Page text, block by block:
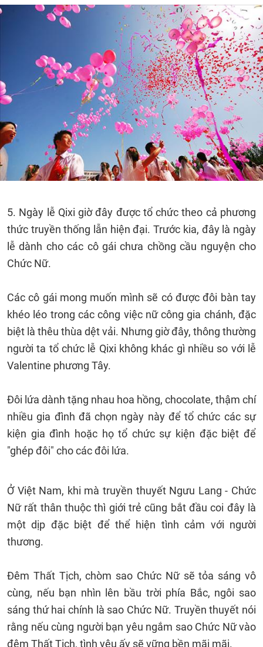
5. Ngày lễ Qixi giờ đây được tổ chức theo cả phương
thức truyền thống lẫn hiện đại. Trước kia, đây là ngày
lễ dành cho các cô gái chưa chồng cầu nguyện cho
Chức Nữ.
Các cô gái mong muốn mình sẽ có được đôi bàn tay
khéo léo trong các công việc nữ công gia chánh, đặc
biệt là thêu thùa dệt vải. Nhưng giờ đây, thông thường
người ta tổ chức lễ Qixi không khác gì nhiều so với lễ
Valentine phương Tây.
Đôi lứa dành tặng nhau hoa hồng, chocolate, thậm chí
nhiều gia đình đã chọn ngày này để tổ chức các sự
kiện gia đình hoặc họ tổ chức sự kiện đặc biệt để
"ghép đôi" cho các đôi lứa.
Ở Việt Nam, khi mà truyền thuyết Ngưu Lang - Chức
Nữ rất thân thuộc thì giới trẻ cũng bắt đầu coi đây là
một dịp đặc biệt để thể hiện tình cảm với người
thương.
Đêm Thất Tịch, chòm sao Chức Nữ sẽ tỏa sáng vô
cùng, nếu bạn nhìn lên bầu trời phía Bắc, ngôi sao
sáng thứ hai chính là sao Chức Nữ. Truyền thuyết nói
rằng nếu cùng người bạn yêu ngắm sao Chức Nữ vào
đêm Thất Tịch, tình yêu ấy sẽ vững bền mãi mãi.